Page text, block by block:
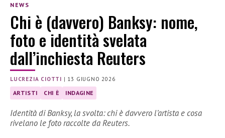
NEWS
Chi è (davvero) Banksy: nome,
foto e identità svelata
dall’inchiesta Reuters
LUCREZIA CIOTTI | 13 GIUGNO 2026
ARTISTI CHI È INDAGINE
Identità di Banksy, la svolta: chi è davvero l’artista e cosa
rivelano le foto raccolte da Reuters.